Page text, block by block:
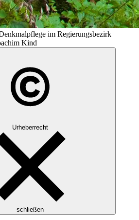
im Regierungsbezirk
Kind
Urheberrecht
schließen